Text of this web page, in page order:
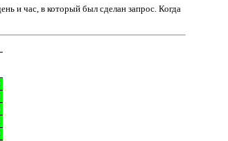
и час, в который был сделан запрос. Когда